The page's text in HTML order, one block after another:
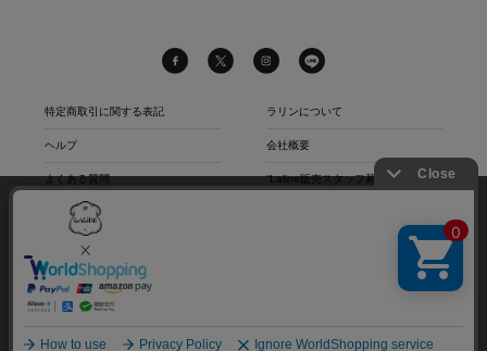
特定商取引に関する表記
ヘルプ
よくある質問
お問い合わせ
プライバシーポリシー
ご利用規約
ラリンからのお知らせ
ラリンについて
会社概要
“Laline販売スタッフ募集中“
当社は、第三者が運営するデータマネジメントプラットフォームからクッキーにより収集さ
れたウェブの閲覧履歴及びその分析結果を取得し、これを第三者が有するお客様の個人デー
タを結びつけたうえで広告等マーケティング活動に使用する前提で、当該第三者に提供する
とともに、当社も自ら有する個人データと結び付けたうえで、当社マーケティング活動等の
目的で利用することがあります。
詳細は当社プライバシーポリシー
同意する